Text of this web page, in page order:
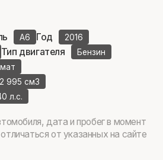
A6 Год 2016
Тип двигателя Бензин
2 995 см3
л.с.
дата и пробег в момент
от указанных на сайте